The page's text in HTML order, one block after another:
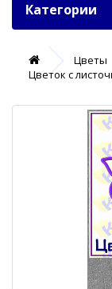
Категории
Цветы
Цветок с